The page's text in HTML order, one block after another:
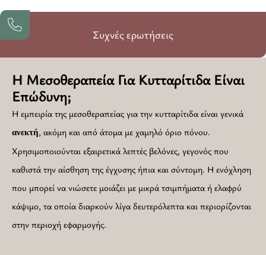
Η Μεσοθεραπεία Για Κυτταρίτιδα Είναι
Επώδυνη;
Η εμπειρία της μεσοθεραπείας για την κυτταρίτιδα είναι γενικά
ανεκτή, ακόμη και από άτομα με χαμηλό όριο πόνου.
Χρησιμοποιούνται εξαιρετικά λεπτές βελόνες, γεγονός που
καθιστά την αίσθηση της έγχυσης ήπια και σύντομη. Η ενόχληση
που μπορεί να νιώσετε μοιάζει με μικρά τσιμπήματα ή ελαφρύ
κάψιμο, τα οποία διαρκούν λίγα δευτερόλεπτα και περιορίζονται
στην περιοχή εφαρμογής.
Συχνές ερωτήσεις